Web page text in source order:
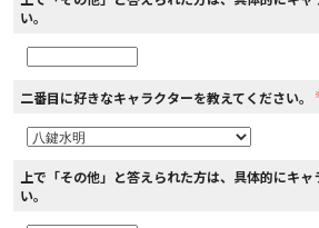
い。
二番目に好きなキャラクターを教えてください。
上で「その他」と答えられた方は、具体的にキャ
い。